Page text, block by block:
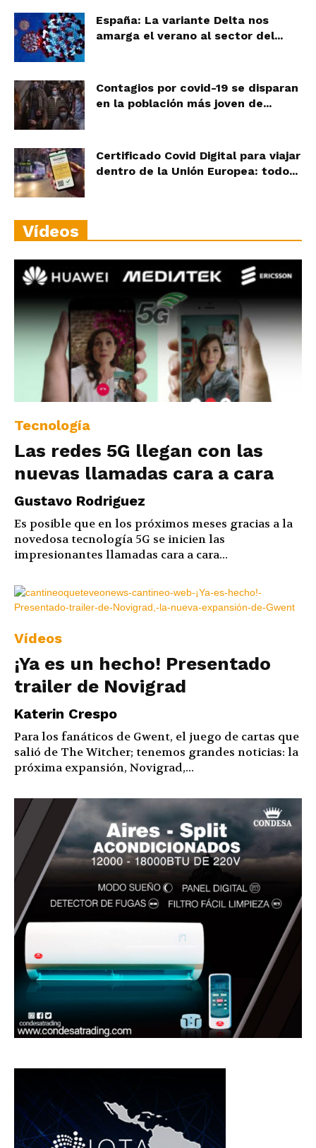
España: La variante Delta nos
amarga el verano al sector del...
Contagios por covid-19 se disparan
en la población más joven de...
Certificado Covid Digital para viajar
dentro de la Unión Europea: todo...
Vídeos
Tecnología
Las redes 5G llegan con las
nuevas llamadas cara a cara
Gustavo Rodriguez
Es posible que en los próximos meses gracias a la
novedosa tecnología 5G se inicien las
impresionantes llamadas cara a cara...
Vídeos
¡Ya es un hecho! Presentado
trailer de Novigrad
Katerin Crespo
Para los fanáticos de Gwent, el juego de cartas que
salió de The Witcher; tenemos grandes noticias: la
próxima expansión, Novigrad,...